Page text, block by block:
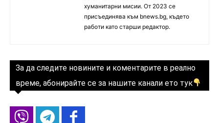
хуманитарни мисии. От 2023 се
присъединява към bnews.bg, където
работи като старши редактор.
За да следите новините и коментарите в реално
време, абонирайте се за нашите канали ето тук